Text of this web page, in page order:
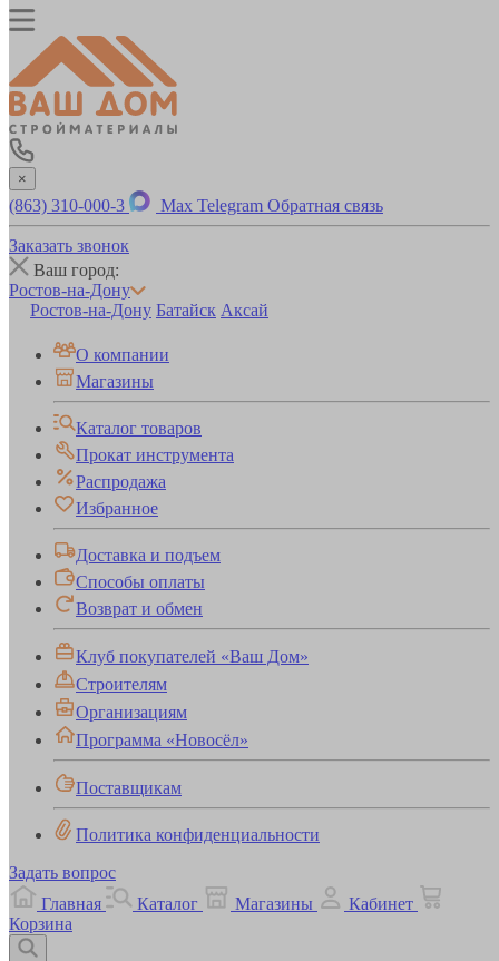
×
(863) 310-000-3 Max Telegram Обратная связь
Заказать звонок
Ваш город:
Ростов-на-Дону
Ростов-на-Дону Батайск Аксай
О компании
Магазины
Каталог товаров
Прокат инструмента
Распродажа
Избранное
Доставка и подъем
Способы оплаты
Возврат и обмен
Клуб покупателей «Ваш Дом»
Строителям
Организациям
Программа «Новосёл»
Поставщикам
Политика конфиденциальности
Задать вопрос
Главная
Каталог Магазины
Кабинет
Корзина